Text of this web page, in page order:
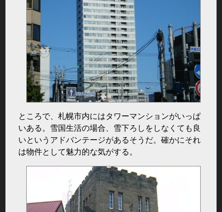
ところで、札幌市内にはタワーマンションがいっぱ
いある。雪国生活の場合、雪下ろしをしなくても良
いというアドバンテージがあるそうだ。確かにそれ
は物件として魅力的な気がする。